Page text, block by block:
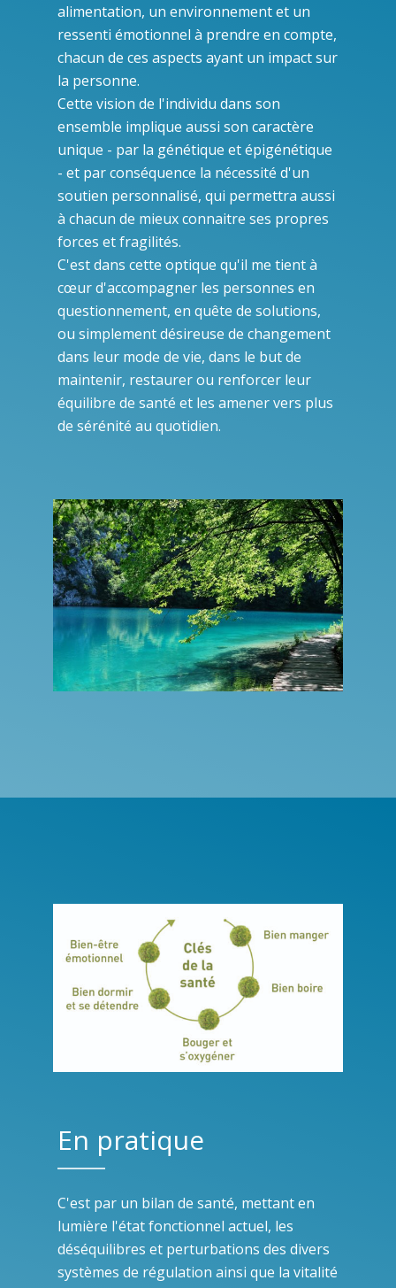
alimentation, un environnement et un
ressenti émotionnel à prendre en compte,
chacun de ces aspects ayant un impact sur
la personne.
Cette vision de l'individu dans son
ensemble implique aussi son caractère
unique - par la génétique et épigénétique
- et par conséquence la nécessité d'un
soutien personnalisé, qui permettra aussi
à chacun de mieux connaitre ses propres
forces et fragilités.
C'est dans cette optique qu'il me tient à
cœur d'accompagner les personnes en
questionnement, en quête de solutions,
ou simplement désireuse de changement
dans leur mode de vie, dans le but de
maintenir, restaurer ou renforcer leur
équilibre de santé et les amener vers plus
de sérénité au quotidien.
En pratique
C'est par un bilan de santé, mettant en
lumière l'état fonctionnel actuel, les
déséquilibres et perturbations des divers
systèmes de régulation ainsi que la vitalité